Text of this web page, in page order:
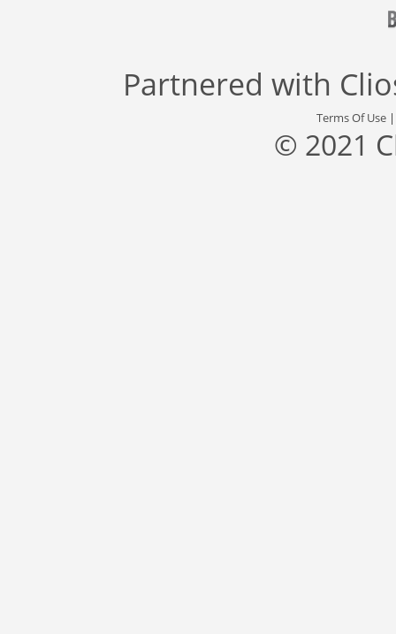
Partnered with
Terms Of Use
© 2021